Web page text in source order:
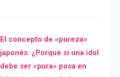
El concepto de «pureza»
japonés: ¿Porqué si una idol
debe ser «pura» posa en